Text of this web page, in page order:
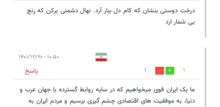
درخت دوستی بنشان که کام دل ببار آرد. نهال دشمنی برکن که رنج
بی شمار ارد
۱۰:۵۰ - ۱۴۰۱/۱۲/۲۰
1
1
پاسخ
ما یک ایران قوی میخواهیم که در سایه روابط گسترده با جهان عرب و
دنیا، به موفقیت های اقتصادی چشم گیری برسیم و مردم ایران به